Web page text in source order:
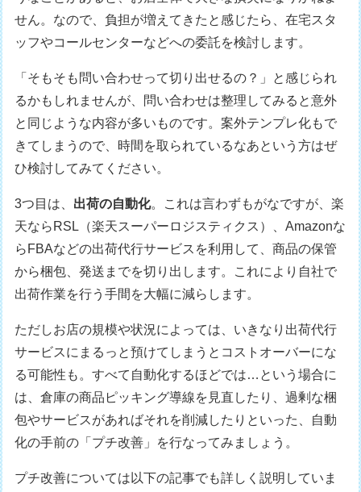
せん。なので、負担が増えてきたと感じたら、在宅スタ
ッフやコールセンターなどへの委託を検討します。
「そもそも問い合わせって切り出せるの？」と感じられ
るかもしれませんが、問い合わせは整理してみると意外
と同じような内容が多いものです。案外テンプレ化もで
きてしまうので、時間を取られているなあという方はぜ
ひ検討してみてください。
3つ目は、 出荷の自動化。これは言わずもがなですが、楽
天ならRSL（楽天スーパーロジスティクス）、Amazonな
らFBAなどの出荷代行サービスを利用して、商品の保管
から梱包、発送までを切り出します。これにより自社で
出荷作業を行う手間を大幅に減らします。
ただしお店の規模や状況によっては、いきなり出荷代行
サービスにまるっと預けてしまうとコストオーバーにな
る可能性も。すべて自動化するほどでは…という場合に
は、倉庫の商品ピッキング導線を見直したり、過剰な梱
包やサービスがあればそれを削減したりといった、自動
化の手前の「プチ改善」を行なってみましょう。
プチ改善については以下の記事でも詳しく説明していま